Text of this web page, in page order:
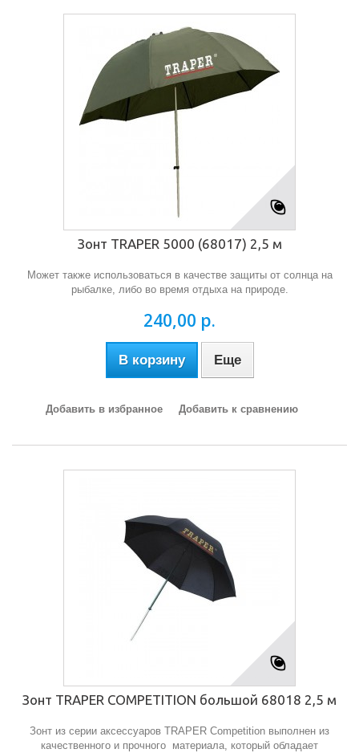
Зонт TRAPER 5000 (68017) 2,5 м
Может также использоваться в качестве защиты от солнца на
рыбалке, либо во время отдыха на природе.
240,00 р.
В корзину Еще
Добавить в избранное Добавить к сравнению
Зонт TRAPER COMPETITION большой 68018 2,5 м
Зонт из серии аксессуаров TRAPER Competition выполнен из
качественного и прочного материала, который обладает